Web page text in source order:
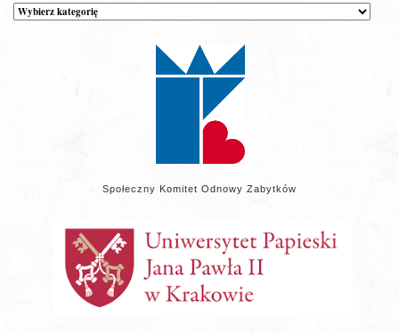
Kategorie
wpisów
Społeczny Komitet Odnowy Zabytków